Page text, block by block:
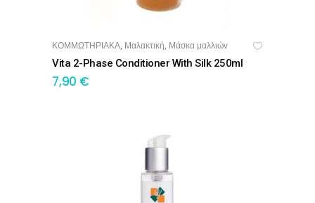
ΠΡΟΣΘΉΚΗ ΣΤΟ ΚΑΛΆΘΙ
ΚΟΜΜΩΤΗΡΙΑΚΑ, Μαλακτική, Μάσκα μαλλιών
Vita 2-Phase Conditioner With Silk 250ml
7,90 €